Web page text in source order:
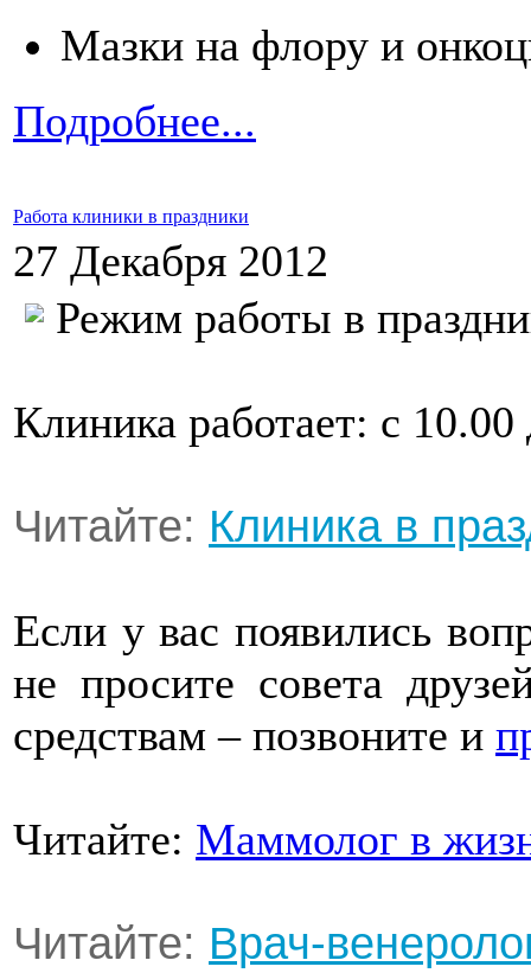
Мазки на флору и
Подробнее...
Работа клиники в праздники
27 Декабря 2012
Режим работы в
Клиника работает: с
Читайте: Клиника в
Если у вас появились
не просите совета
средствам – позвоните и
Читайте: Маммолог в
Читайте: Врач-